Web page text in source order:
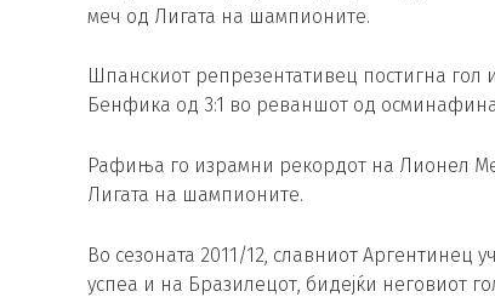
меч од Лигата на шампионите.
Шпанскиот репрезентативец постигна
Бенфика од 3:1 во реваншот од
Рафиња го израмни рекордот на Лионел
Лигата на шампионите.
Во сезоната 2011/12, славниот Аргентинец
успеа и на Бразилецот, бидејќи неговиот